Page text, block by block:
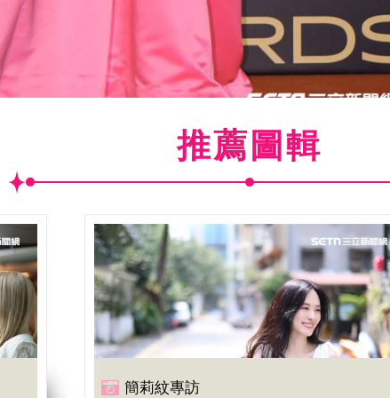
曲獎最大贏家阿爆。（圖／記者林聖凱攝影）
推薦圖輯
簡莉紋專訪